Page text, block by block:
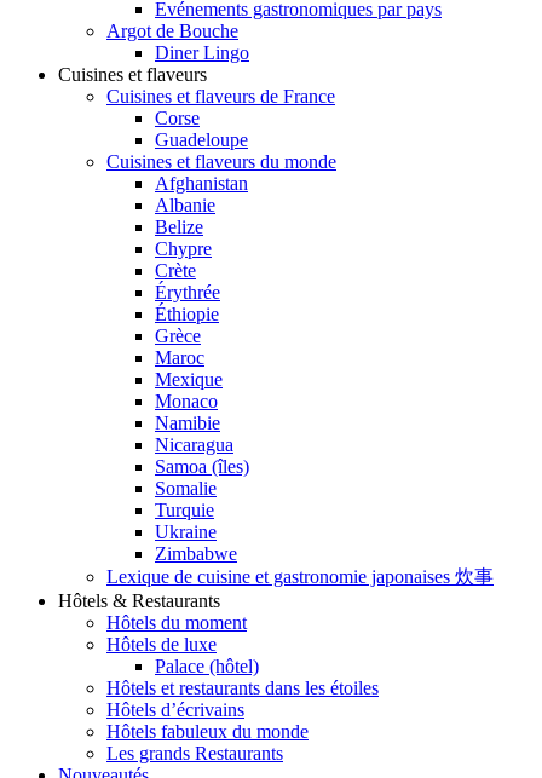
Evénements gastronomiques par pays
Argot de Bouche
Diner Lingo
Cuisines et flaveurs
Cuisines et flaveurs de France
Corse
Guadeloupe
Cuisines et flaveurs du monde
Afghanistan
Albanie
Belize
Chypre
Crète
Érythrée
Éthiopie
Grèce
Maroc
Mexique
Monaco
Namibie
Nicaragua
Samoa (îles)
Somalie
Turquie
Ukraine
Zimbabwe
Lexique de cuisine et gastronomie japonaises 炊事
Hôtels & Restaurants
Hôtels du moment
Hôtels de luxe
Palace (hôtel)
Hôtels et restaurants dans les étoiles
Hôtels d’écrivains
Hôtels fabuleux du monde
Les grands Restaurants